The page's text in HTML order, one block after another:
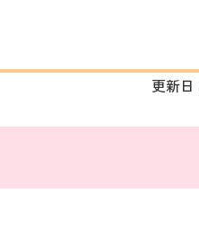
更新日